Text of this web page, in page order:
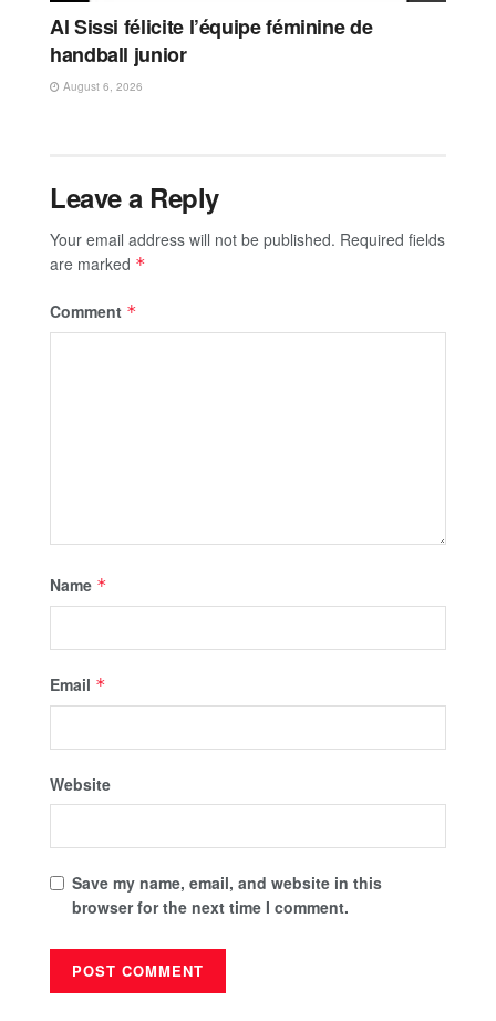
Al Sissi félicite l’équipe féminine de
handball junior
August 6, 2026
Leave a Reply
Your email address will not be published. Required fields
are marked *
Comment *
Name *
Email *
Website
Save my name, email, and website in this
browser for the next time I comment.